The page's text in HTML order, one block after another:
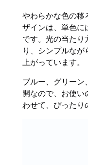
やわらかな色の移
ザインは、単色に
です。光の当た
り、シンプルな
上がっています。
ブルー、グリー
開なので、お使
わせて、ぴったり